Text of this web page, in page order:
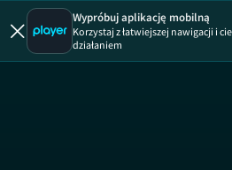
Wypróbuj aplikację mobilną
Korzystaj z łatwiejszej nawigacji i
działaniem